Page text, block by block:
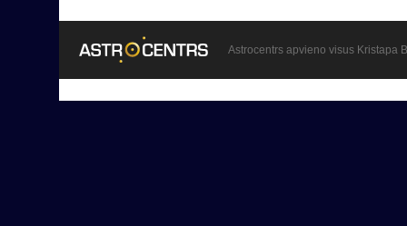
Astrocentrs apvieno visus Kristapa